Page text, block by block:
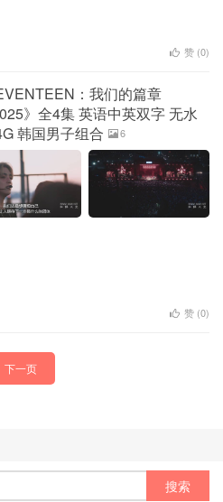
赞 (0)
：我们的篇章
》全4集 英语中英双字 无水
韩国男子组合
6
赞 (0)
下一页